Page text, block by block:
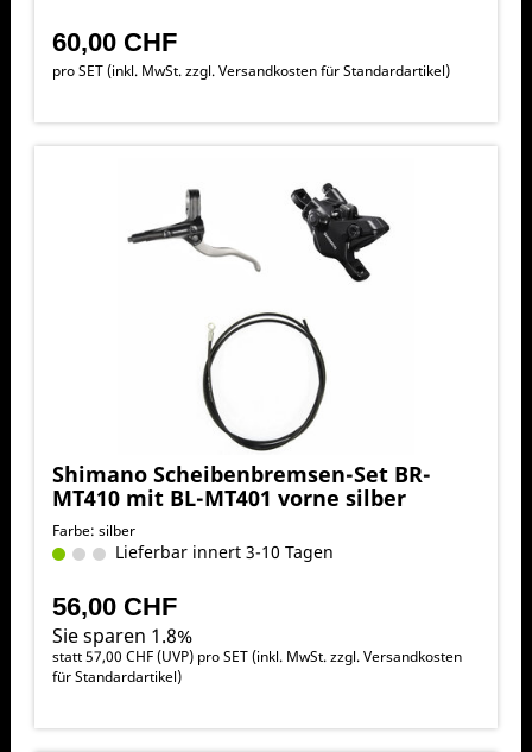
60,00 CHF
pro SET (inkl. MwSt. zzgl.Versandkosten für Standardartikel)
Shimano Scheibenbremsen-Set BR-
MT410 mit BL-MT401 vorne silber
Farbe: silber
Lieferbar innert 3-10 Tagen
56,00 CHF
Sie sparen 1.8%
statt57,00 CHF(UVP) pro SET (inkl. MwSt. zzgl.Versandkosten
für Standardartikel)